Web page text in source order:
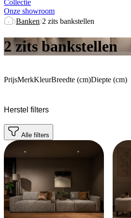
Collectie
Onze showroom
Banken 2 zits bankstellen
2 zits bankstellen
PrijsMerkKleurBreedte (cm)Diepte (cm)
Herstel filters
Alle filters